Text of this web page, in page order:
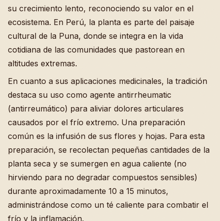
su crecimiento lento, reconociendo su valor en el
ecosistema. En Perú, la planta es parte del paisaje
cultural de la Puna, donde se integra en la vida
cotidiana de las comunidades que pastorean en
altitudes extremas.
En cuanto a sus aplicaciones medicinales, la tradición
destaca su uso como agente antirrheumatic
(antirreumático) para aliviar dolores articulares
causados por el frío extremo. Una preparación
común es la infusión de sus flores y hojas. Para esta
preparación, se recolectan pequeñas cantidades de la
planta seca y se sumergen en agua caliente (no
hirviendo para no degradar compuestos sensibles)
durante aproximadamente 10 a 15 minutos,
administrándose como un té caliente para combatir el
frío y la inflamación.